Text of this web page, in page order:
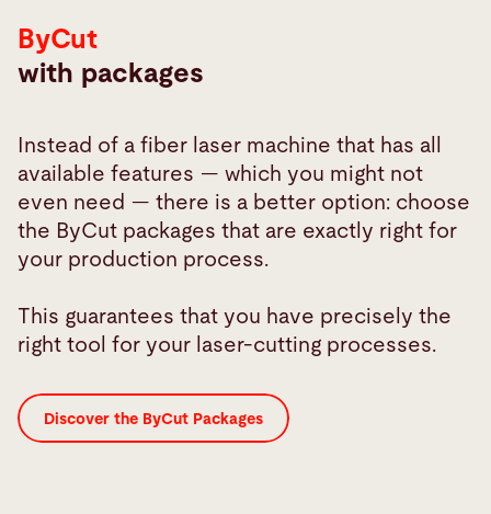
ByCut
with packages
Instead of a fiber laser machine that has all
available features — which you might not
even need — there is a better option: choose
the ByCut packages that are exactly right for
your production process.
This guarantees that you have precisely the
right tool for your laser-cutting processes.
Discover the ByCut Packages